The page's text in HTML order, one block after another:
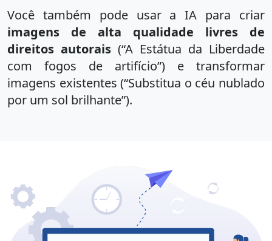
Você também pode usar a IA para criar
imagens de alta qualidade livres de
direitos autorais (“A Estátua da Liberdade
com fogos de artifício”) e transformar
imagens existentes (“Substitua o céu nublado
por um sol brilhante”).